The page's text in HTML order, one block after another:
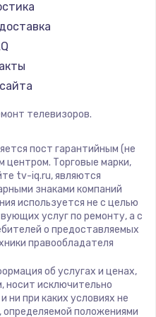
питания
телевизоров.
пост гарантийным (не
центром. Торговые марки,
tv-iq.ru, являются
знаками компаний
используется не с целью
услуг по ремонту, а с
о предоставляемых
правообладателя
об услугах и ценах,
носит исключительно
ни при каких условиях не
положениями